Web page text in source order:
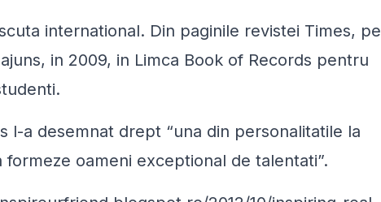
international. Din paginile revistei Times, pe
in 2009, in Limca Book of Records pentru
l-a desemnat drept “una din personalitatile la
oameni exceptional de talentati”.